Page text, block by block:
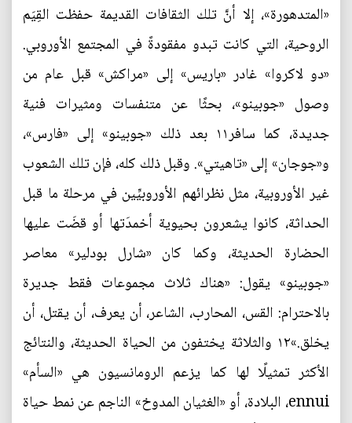
«المتدهورة»، إلا أنَّ تلك الثقافات القديمة حفظت القِيَم
الروحية، التي كانت تبدو مفقودةً في المجتمع الأوروبي.
«دو لاكروا» غادر «باريس» إلى «مراكش» قبل عام من
وصول «جوبينو»، بحثًا عن متنفسات ومثيرات فنية
جديدة، كما سافر١١ بعد ذلك «جوبينو» إلى «فارس»،
و«جوجان» إلى «تاهیتي». وقبل ذلك كله، فإن تلك الشعوب
غير الأوروبية، مثل نظرائهم الأوروبيِّين في مرحلة ما قبل
الحداثة، كانوا يشعرون بحيوية أخمدَتها أو قضَت عليها
الحضارة الحديثة، وكما كان «شارل بودلير» معاصر
«جوبينو» يقول: «هناك ثلاث مجموعات فقط جديرة
بالاحترام: القس، المحارب، الشاعر، أن يعرف، أن يقتل، أن
يخلق.»١٢ والثلاثة يختفون من الحياة الحديثة، والنتائج
الأكثر تمثيلًا لها كما يزعم الرومانسيون هي «السأم»
ennui، البلادة، أو «الغثيان المدوخ» الناجم عن نمط حياة